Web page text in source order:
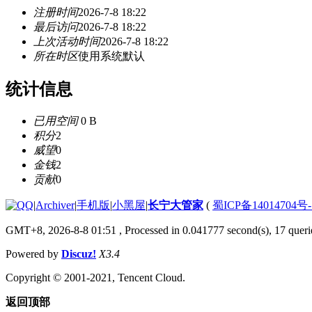
注册时间2026-7-8 18:22
最后访问2026-7-8 18:22
上次活动时间2026-7-8 18:22
所在时区使用系统默认
统计信息
已用空间0 B
积分2
威望0
金钱2
贡献0
|Archiver|手机版|小黑屋|长宁大管家 ( 蜀ICP备14014704号-
GMT+8, 2026-8-8 01:51 , Processed in 0.041777 second(s), 17
Powered by Discuz! X3.4
Copyright © 2001-2021, Tencent Cloud.
返回顶部